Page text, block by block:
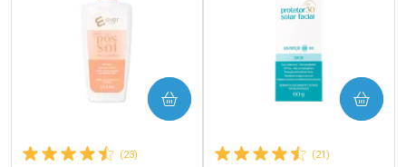
(23)
COMPRAR
(21)
COMPRAR